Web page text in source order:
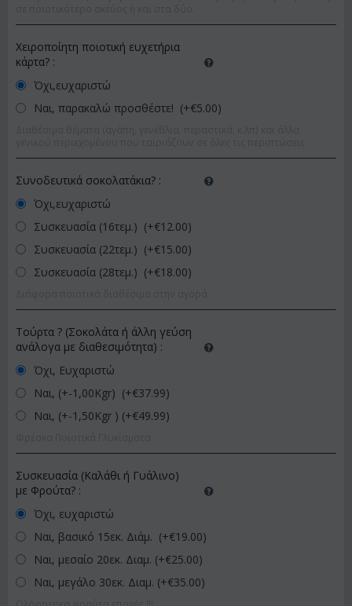
Χειροποίητη ποιοτική ευχετήρια
κάρτα? :
Όχι,ευχαριστώ
Ναι, παρακαλώ προσθέστε! (+€5.00)
Συνοδευτικά σοκολατάκια? :
Όχι,ευχαριστώ
Συσκευασία (16τεμ.) (+€12.00)
Συσκευασία (22τεμ.) (+€15.00)
Συσκευασία (28τεμ.) (+€18.00)
Τούρτα ? (Σοκολάτα ή άλλη γεύση
ανάλογα με διαθεσιμότητα) :
Όχι, Ευχαριστώ
Ναι, (+-1,00Kgr) (+€37.99)
Ναι, (+-1,50Kgr ) (+€49.99)
Συσκευασία (Καλάθι ή Γυάλινο)
με Φρούτα? :
Όχι, ευχαριστώ
Ναι, βασικό 15εκ. Διάμ. (+€19.00)
Ναι, μεσαίο 20εκ. Διαμ. (+€25.00)
Ναι, μεγάλο 30εκ. Διαμ. (+€35.00)